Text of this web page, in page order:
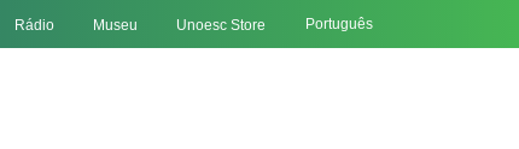
Rádio Museu Unoesc Store Português